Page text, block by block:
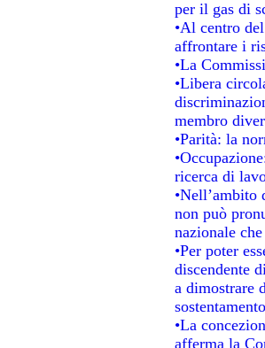
per il gas di
•Al centro
affrontare i
•La
•Libera
membro
•Parità: la
ricerca di
•Nell’ambito
non può
nazionale
•Per poter
discendente
a dimostrare
sostentamento
•La
afferma la